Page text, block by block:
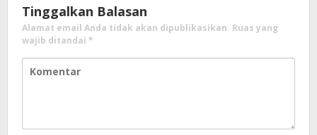
Tinggalkan Balasan
Alamat email Anda tidak akan dipublikasikan. Ruas yang
wajib ditandai *